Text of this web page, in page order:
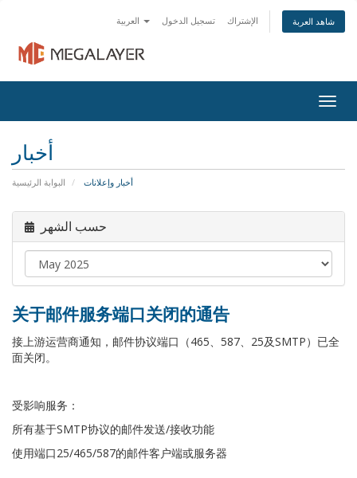
تسجيل الدخول الإشتراك شاهد العربة
أخبار
البوابة الرئيسية أخبار وإعلانات
حسب الشهر
关于邮件服务端口关闭的通告
接上游运营商通知，邮件协议端口（465、587、25及SMTP）已全
面关闭。
受影响服务：
所有基于SMTP协议的邮件发送/接收功能
使用端口25/465/587的邮件客户端或服务器